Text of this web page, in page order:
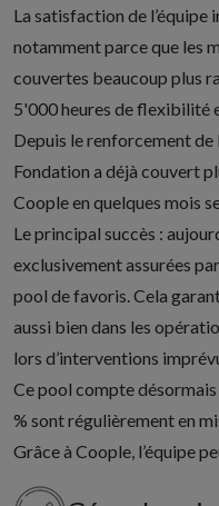
La satisfaction de l’équipe
notamment parce que les
couvertes beaucoup plus
5'000 heures de flexibilité
Depuis le renforcement
Fondation a déjà couvert
Coople en quelques mois
Le principal succès :
exclusivement assurées
pool de favoris. Cela
aussi bien dans les
lors d’interventions
Ce pool compte
% sont régulièrement en
Grâce à Coople, l’équipe